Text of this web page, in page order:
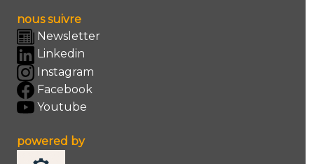
nous suivre
Newsletter
Linkedin
Instagram
Facebook
Youtube
powered by